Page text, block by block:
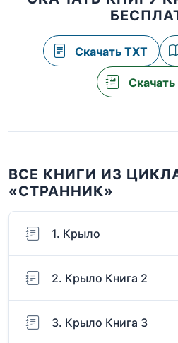
Скачать TXT
Скачать
ВСЕ КНИГИ ИЗ
«СТРАННИК»
1. Крыло
2. Крыло Книга 2
3. Крыло Книга 3